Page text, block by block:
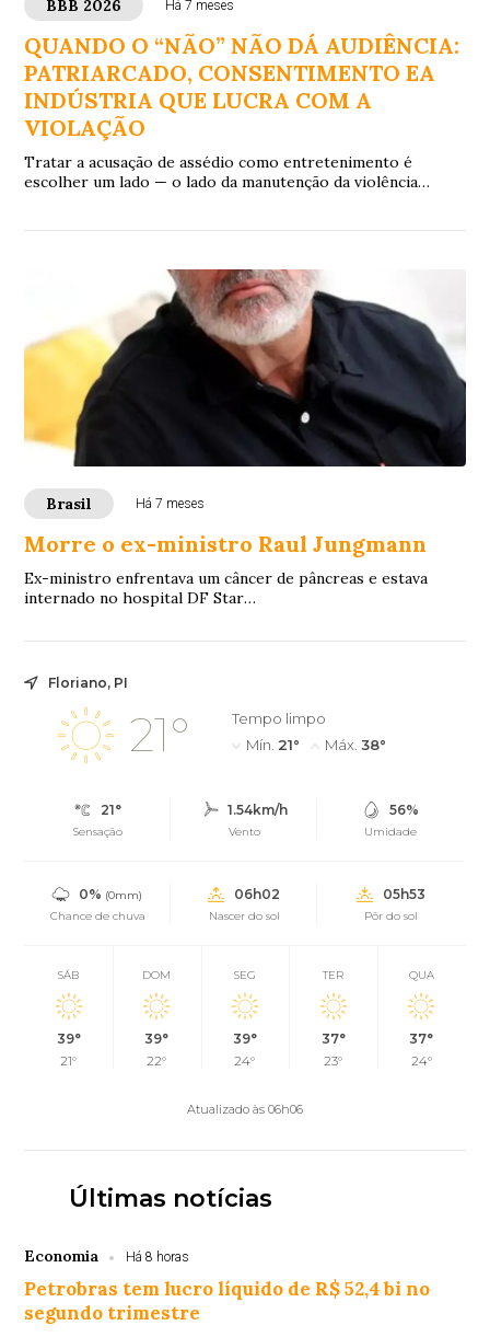
BBB 2026 Há 7 meses
QUANDO O “NÃO” NÃO DÁ AUDIÊNCIA:
PATRIARCADO, CONSENTIMENTO EA
INDÚSTRIA QUE LUCRA COM A
VIOLAÇÃO
Tratar a acusação de assédio como entretenimento é
escolher um lado — o lado da manutenção da violência
Brasil Há 7 meses
Morre o ex-ministro Raul Jungmann
Ex-ministro enfrentava um câncer de pâncreas e estava
internado no hospital DF Star
o-ex-ministro-raul-jungmann-apos-anos-de-luta-contra-
utm_source=clipboard
Floriano, PI
21°
Tempo limpo
Mín. 21° Máx. 38°
21°
Sensação
1.54km/h
Vento
56%
Umidade
0% (0mm)
Chance de chuva
06h02
Nascer do sol
05h53
Pôr do sol
SÁB
39°
21°
DOM
39°
22°
SEG
39°
24°
TER
37°
23°
QUA
37°
24°
Atualizado às 06h06
Últimas notícias
Economia Há 8 horas
Petrobras tem lucro líquido de R$ 52,4 bi no
segundo trimestre